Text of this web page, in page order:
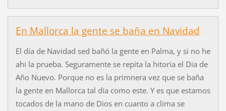
En Mallorca la gente se baña en Navidad
El día de Navidad sed bañó la gente en Palma, y si no he
ahi la prueba. Seguramente se repita la hitoria el Dia de
Año Nuevo. Porque no es la primnera vez que se baña
la gente en Mallorca tal día como este. Y es que estamos
tocados de la mano de Dios en cuanto a clima se